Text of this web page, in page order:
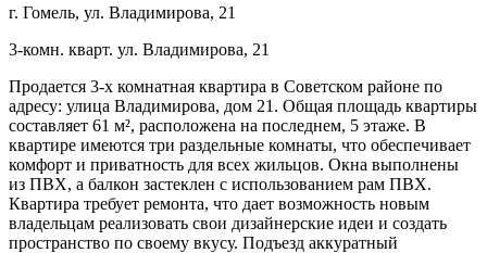
г. Гомель, ул. Владимирова, 21
3-комн. кварт. ул. Владимирова, 21
Продается 3-х комнатная квартира в Советском районе по
адресу: улица Владимирова, дом 21. Общая площадь квартиры
составляет 61 м², расположена на последнем, 5 этаже. В
квартире имеются три раздельные комнаты, что обеспечивает
комфорт и приватность для всех жильцов. Окна выполнены
из ПВХ, а балкон застеклен с использованием рам ПВХ.
Квартира требует ремонта, что дает возможность новым
владельцам реализовать свои дизайнерские идеи и создать
пространство по своему вкусу. Подъезд аккуратный